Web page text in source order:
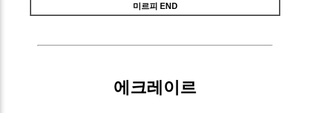
미르피 END
에크레이르